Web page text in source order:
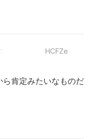
HCFZe
ら肯定みたいなものだ